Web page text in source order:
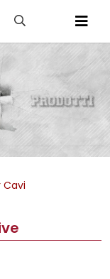
Cavi